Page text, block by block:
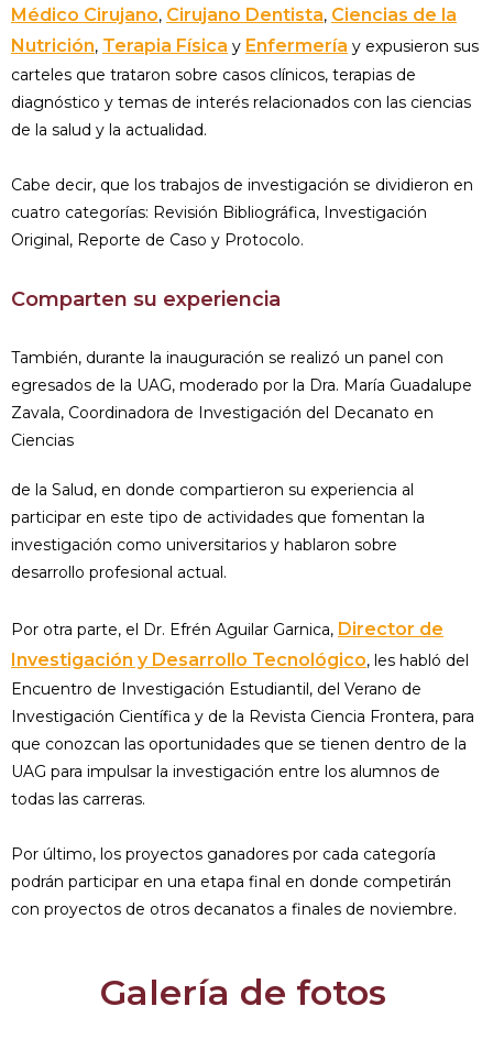
Médico Cirujano, Cirujano Dentista, Ciencias de la
Nutrición, Terapia Física y Enfermería y expusieron sus
carteles que trataron sobre casos clínicos, terapias de
diagnóstico y temas de interés relacionados con las ciencias
de la salud y la actualidad.
Cabe decir, que los trabajos de investigación se dividieron en
cuatro categorías: Revisión Bibliográfica, Investigación
Original, Reporte de Caso y Protocolo.
Comparten su experiencia
También, durante la inauguración se realizó un panel con
egresados de la UAG, moderado por la Dra. María Guadalupe
Zavala, Coordinadora de Investigación del Decanato en
Ciencias
de la Salud, en donde compartieron su experiencia al
participar en este tipo de actividades que fomentan la
investigación como universitarios y hablaron sobre
desarrollo profesional actual.
Por otra parte, el Dr. Efrén Aguilar Garnica, Director de
Investigación y Desarrollo Tecnológico, les habló del
Encuentro de Investigación Estudiantil, del Verano de
Investigación Científica y de la Revista Ciencia Frontera, para
que conozcan las oportunidades que se tienen dentro de la
UAG para impulsar la investigación entre los alumnos de
todas las carreras.
Por último, los proyectos ganadores por cada categoría
podrán participar en una etapa final en donde competirán
con proyectos de otros decanatos a finales de noviembre.
Galería de fotos